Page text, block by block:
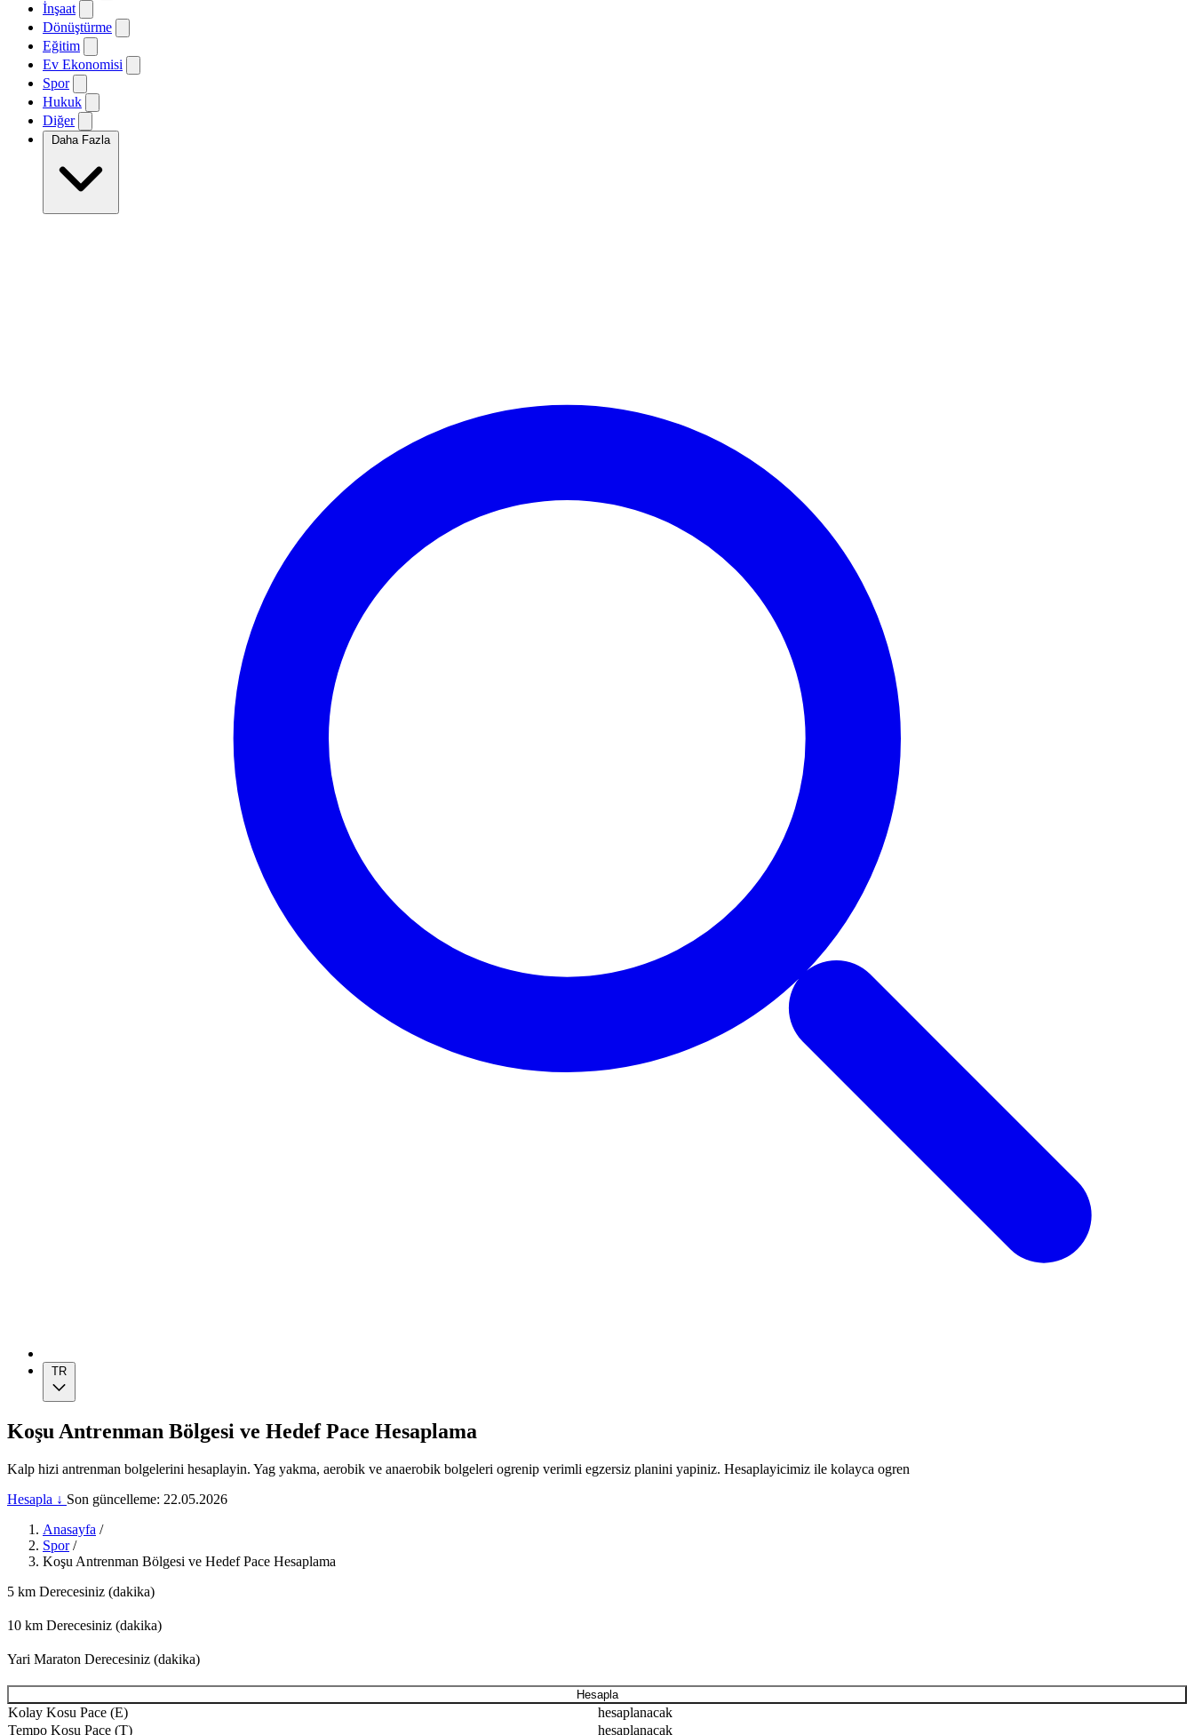
İnşaat
Dönüştürme
Eğitim
Ev Ekonomisi
Spor
Hukuk
Diğer
Daha Fazla
TR
Koşu Antrenman Bölgesi ve Hedef Pace Hesaplama
Kalp hizi antrenman bolgelerini hesaplayin. Yag yakma, aerobik ve anaerobik bolgeleri ogrenip verimli egzersiz planini yapiniz. Hesaplayicimiz ile kolayca ogren
Hesapla ↓ Son güncelleme: 22.05.2026
Anasayfa /
Spor /
Koşu Antrenman Bölgesi ve Hedef Pace Hesaplama
5 km Derecesiniz (dakika)
10 km Derecesiniz (dakika)
Yari Maraton Derecesiniz (dakika)
Hesapla
Kolay Kosu Pace (E)
hesaplanacak
Tempo Kosu Pace (T)
hesaplanacak